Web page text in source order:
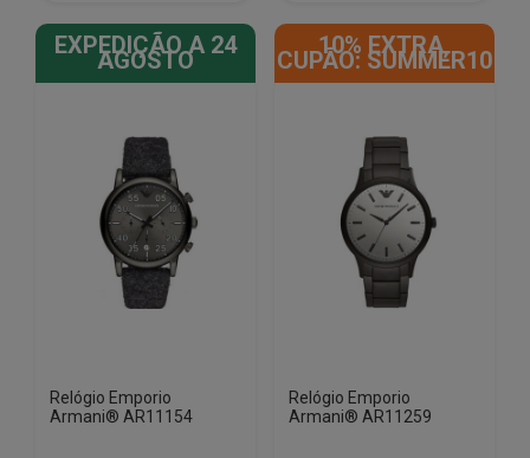
EXPEDIÇÃO A 24
AGOSTO
Relógio Emporio
Armani® AR11154
10% EXTRA,
CUPÃO: SUMMER10
Relógio Emporio
Armani® AR11259